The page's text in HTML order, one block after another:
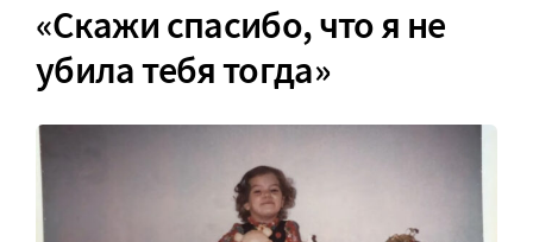
«Скажи спасибо, что я не
убила тебя тогда»